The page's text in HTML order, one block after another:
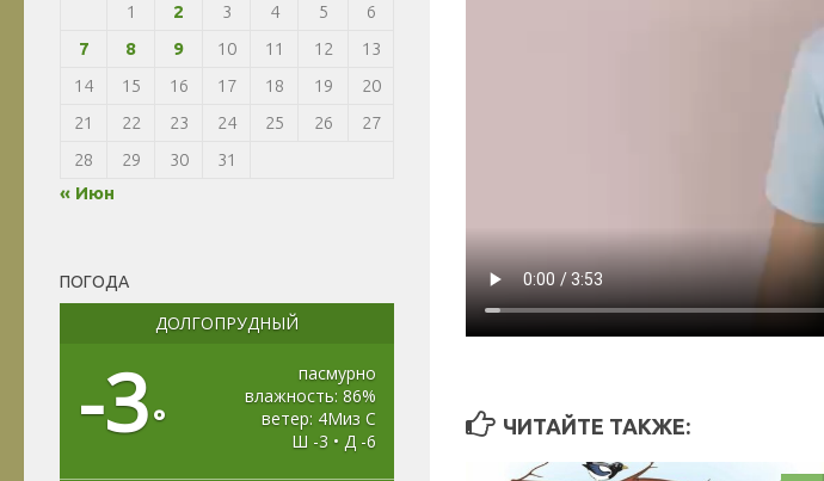
ЧИТАЙТЕ ТАКЖЕ:
1
2 3 4 5
6
7
8 9 10 11 12
13
14
15 16 17 18 19
20
21
22 23 24 25 26
27
28
29 30
31
« Июн
ПОГОДА
ДОЛГОПРУДНЫЙ
-3°
пасмурно
влажность: 86%
ветер: 4Миз С
Ш -3 • Д -6